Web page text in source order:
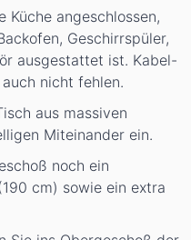
Küche angeschlossen,
Geschirrspüler,
ausgestattet ist. Kabel-
nicht fehlen.
aus massiven
Miteinander ein.
noch ein
cm) sowie ein extra